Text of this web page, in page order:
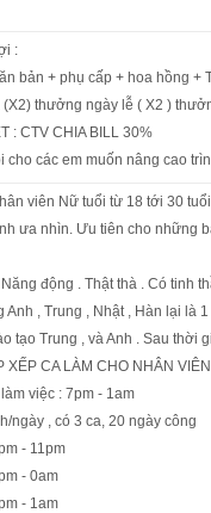
:
bản + phụ cấp + hoa hồng +
(X2) thưởng ngày lễ ( X2 )
: CTV CHIA BILL 30%
cho các em muốn nâng cao
viên Nữ tuổi từ 18 tới 30 tuổi.
ưa nhìn. Ưu tiên cho những
động . Thật thà . Có tinh
Anh , Trung , Nhật , Hàn lại là 1
tạo Trung , và Anh . Sau thời
XẾP CA LÀM CHO NHÂN
việc : 7pm - 1am
ngày , có 3 ca, 20 ngày công
- 11pm
- 0am
- 1am